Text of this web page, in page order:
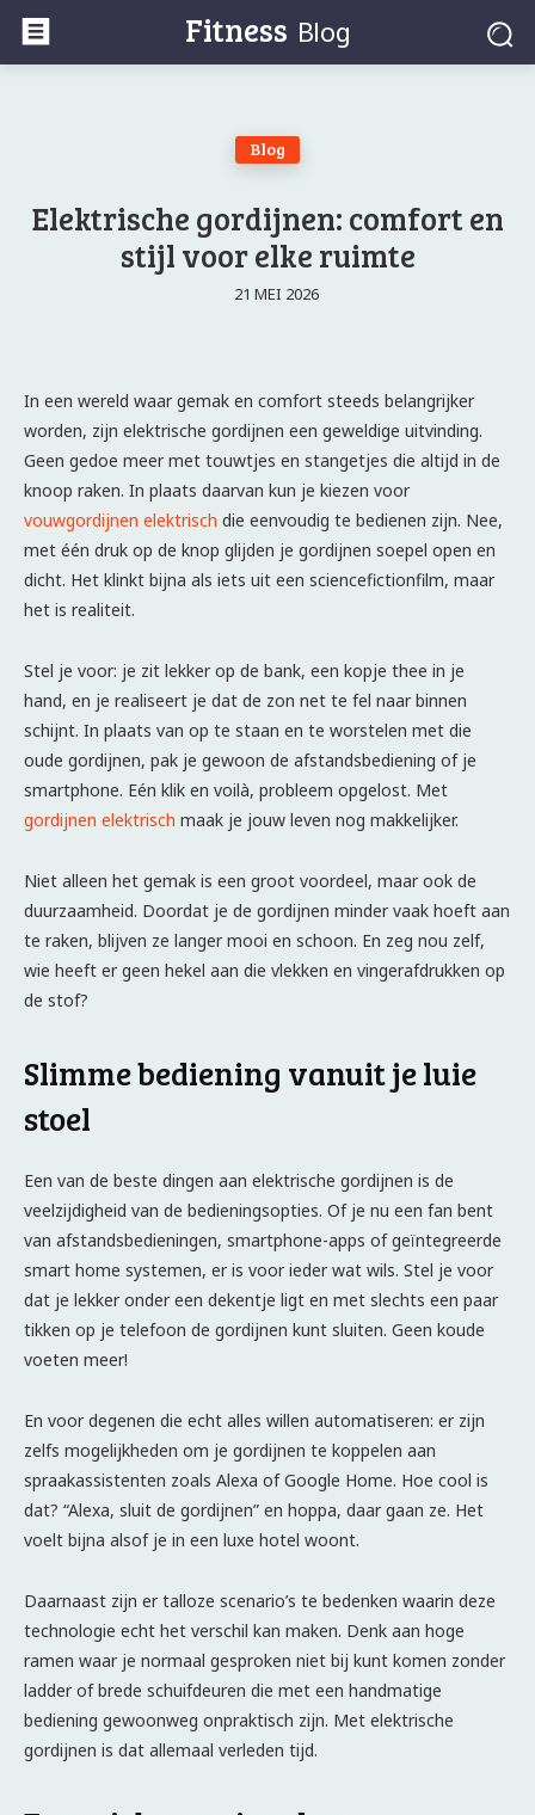
Fitness Blog
Blog
Elektrische gordijnen: comfort en
stijl voor elke ruimte
21 MEI 2026
In een wereld waar gemak en comfort steeds belangrijker
worden, zijn elektrische gordijnen een geweldige uitvinding.
Geen gedoe meer met touwtjes en stangetjes die altijd in de
knoop raken. In plaats daarvan kun je kiezen voor
vouwgordijnen elektrisch die eenvoudig te bedienen zijn. Nee,
met één druk op de knop glijden je gordijnen soepel open en
dicht. Het klinkt bijna als iets uit een sciencefictionfilm, maar
het is realiteit.
Stel je voor: je zit lekker op de bank, een kopje thee in je
hand, en je realiseert je dat de zon net te fel naar binnen
schijnt. In plaats van op te staan en te worstelen met die
oude gordijnen, pak je gewoon de afstandsbediening of je
smartphone. Eén klik en voilà, probleem opgelost. Met
gordijnen elektrisch maak je jouw leven nog makkelijker.
Niet alleen het gemak is een groot voordeel, maar ook de
duurzaamheid. Doordat je de gordijnen minder vaak hoeft aan
te raken, blijven ze langer mooi en schoon. En zeg nou zelf,
wie heeft er geen hekel aan die vlekken en vingerafdrukken op
de stof?
Slimme bediening vanuit je luie
stoel
Een van de beste dingen aan elektrische gordijnen is de
veelzijdigheid van de bedieningsopties. Of je nu een fan bent
van afstandsbedieningen, smartphone-apps of geïntegreerde
smart home systemen, er is voor ieder wat wils. Stel je voor
dat je lekker onder een dekentje ligt en met slechts een paar
tikken op je telefoon de gordijnen kunt sluiten. Geen koude
voeten meer!
En voor degenen die echt alles willen automatiseren: er zijn
zelfs mogelijkheden om je gordijnen te koppelen aan
spraakassistenten zoals Alexa of Google Home. Hoe cool is
dat? “Alexa, sluit de gordijnen” en hoppa, daar gaan ze. Het
voelt bijna alsof je in een luxe hotel woont.
Daarnaast zijn er talloze scenario’s te bedenken waarin deze
technologie echt het verschil kan maken. Denk aan hoge
ramen waar je normaal gesproken niet bij kunt komen zonder
ladder of brede schuifdeuren die met een handmatige
bediening gewoonweg onpraktisch zijn. Met elektrische
gordijnen is dat allemaal verleden tijd.